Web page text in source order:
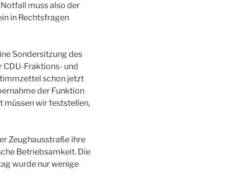
muss also der
in Rechtsfragen
Sondersitzung des
CDU-Fraktions- und
schon jetzt
der Funktion
müssen wir feststellen,
Zeughausstraße ihre
Betriebsamkeit. Die
wurde nur wenige